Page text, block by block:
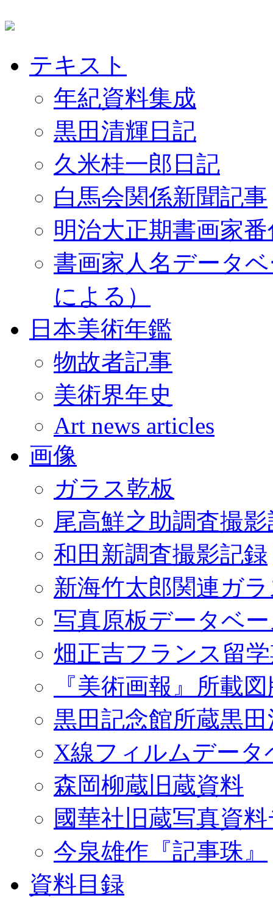
テキスト
年紀資料集成
黒田清輝日記
久米桂一郎日記
白馬会関係新聞記事
明治大正期書画家
書画家人名データ
による）
日本美術年鑑
物故者記事
美術界年史
Art news articles
画像
ガラス乾板
尾高鮮之助調査撮
和田新調査撮影記録
新海竹太郎関連ガ
写真原板データベ
畑正吉フランス留
『美術画報』所載
黒田記念館所蔵黒
X線フィルムデータ
森岡柳蔵旧蔵資料
國華社旧蔵写真資
今泉雄作『記事珠』
資料目録